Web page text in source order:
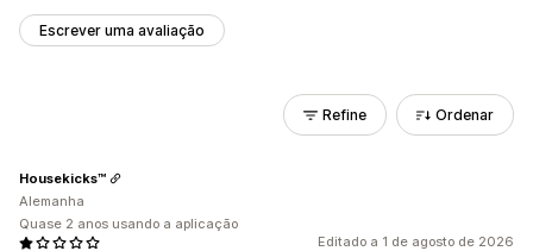
Escrever uma avaliação
Refine Ordenar
Editado a 1 de agosto de 2026
Housekicks™
Alemanha
Quase 2 anos usando a aplicação